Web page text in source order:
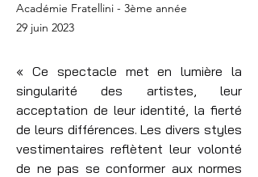
Académie Fratellini - 3ème année
29 juin 2023
« Ce spectacle met en lumière la
singularité des artistes, leur
acceptation de leur identité, la fierté
de leurs différences. Les divers styles
vestimentaires reflètent leur volonté
de ne pas se conformer aux normes